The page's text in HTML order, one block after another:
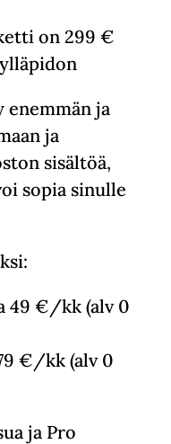
on 299 €
ylläpidon
ja
ja
sisältöä,
sopia sinulle
49 €/kk (alv 0
€/kk (alv 0
ja Pro